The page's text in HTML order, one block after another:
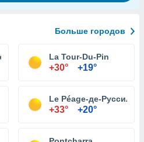
Больше городов
La Tour-Du-Pin
+30° +19°
Le Péage-де-
+33° +20°